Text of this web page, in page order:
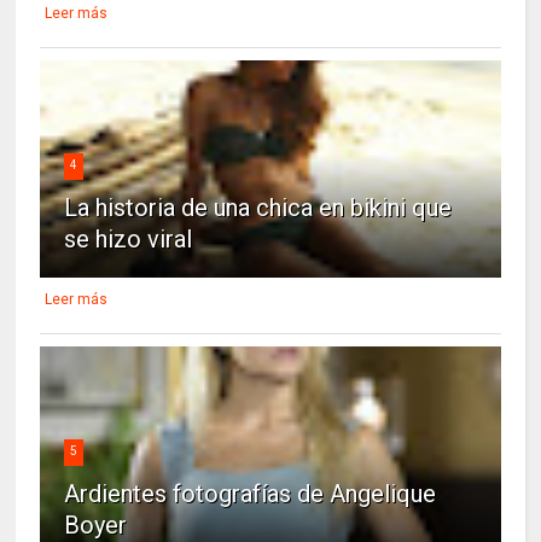
Leer más
4
La historia de una chica en bikini que
se hizo viral
Leer más
5
Ardientes fotografías de Angelique
Boyer